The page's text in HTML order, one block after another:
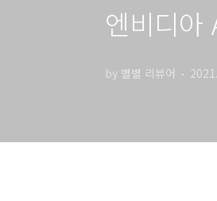
엔비디
by 별별 리뷰어